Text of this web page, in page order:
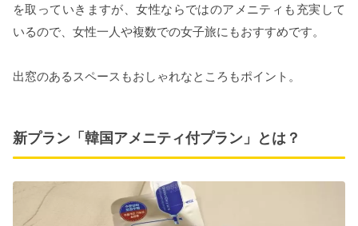
を取っていきますが、女性ならではのアメニティも充実して
いるので、女性一人や複数での女子旅にもおすすめです。
出窓のあるスペースもおしゃれなところもポイント。
新プラン「韓国アメニティ付プラン」とは？